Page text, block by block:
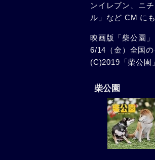
ンイレブン、ニ
ル」など CM に
映画版「柴公園」
6/14（金）全国
(C)2019「柴公園
柴公園